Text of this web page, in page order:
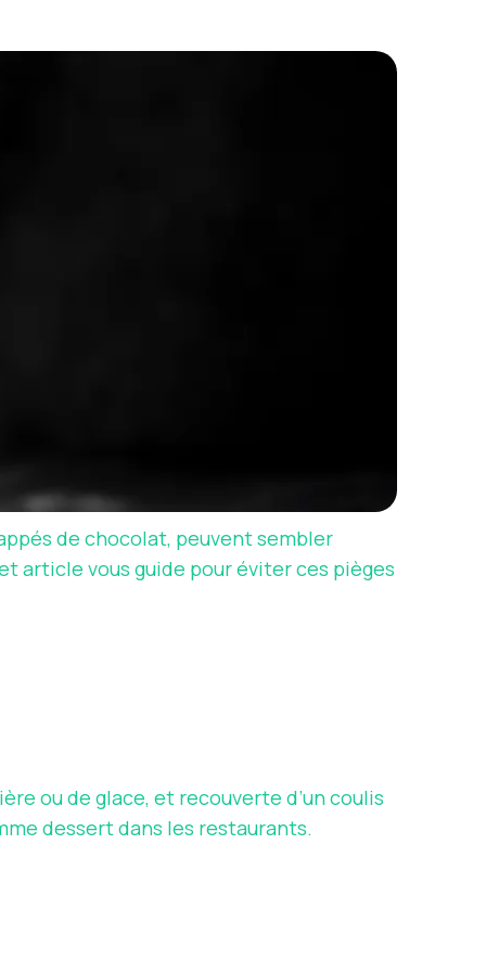
de chocolat, peuvent sembler
article vous guide pour éviter ces pièges
ou de glace, et recouverte d’un coulis
dessert dans les restaurants.